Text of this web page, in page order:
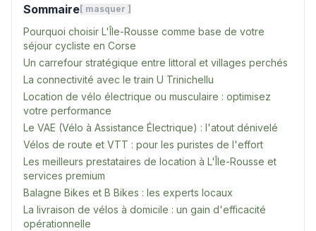
Sommaire [ masquer ]
Pourquoi choisir L'Île-Rousse comme base de votre
séjour cycliste en Corse
Un carrefour stratégique entre littoral et villages perchés
La connectivité avec le train U Trinichellu
Location de vélo électrique ou musculaire : optimisez
votre performance
Le VAE (Vélo à Assistance Électrique) : l'atout dénivelé
Vélos de route et VTT : pour les puristes de l'effort
Les meilleurs prestataires de location à L'Île-Rousse et
services premium
Balagne Bikes et B Bikes : les experts locaux
La livraison de vélos à domicile : un gain d'efficacité
opérationnelle